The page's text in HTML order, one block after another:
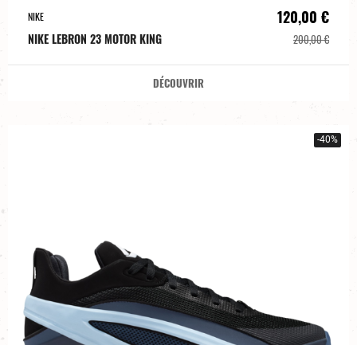
NIKE
NIKE LEBRON 23 MOTOR KING
120,00 €
200,00 €
DÉCOUVRIR
-40%